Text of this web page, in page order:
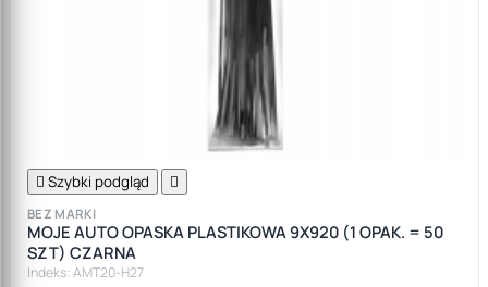
 Szybki podgląd 
BEZ MARKI
MOJE AUTO OPASKA PLASTIKOWA 9X920 (1 OPAK. = 50
SZT) CZARNA
Indeks: AMT20-H27